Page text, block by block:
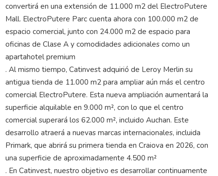
convertirá en una extensión de 11.000 m2 del ElectroPutere
Mall. ElectroPutere Parc cuenta ahora con 100.000 m2 de
espacio comercial, junto con 24.000 m2 de espacio para
oficinas de Clase A y comodidades adicionales como un
apartahotel premium
. Al mismo tiempo, Catinvest adquirió de Leroy Merlin su
antigua tienda de 11.000 m2 para ampliar aún más el centro
comercial ElectroPutere. Esta nueva ampliación aumentará la
superficie alquilable en 9.000 m², con lo que el centro
comercial superará los 62.000 m², incluido Auchan. Este
desarrollo atraerá a nuevas marcas internacionales, incluida
Primark, que abrirá su primera tienda en Craiova en 2026, con
una superficie de aproximadamente 4.500 m²
. En Catinvest, nuestro objetivo es desarrollar continuamente